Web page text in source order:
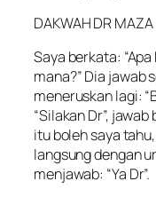
DAKWAH DR MAZA
Saya berkata:
mana?” Dia jawab
meneruskan lagi:
“Silakan Dr”,
itu boleh saya
langsung dengan
menjawab: “Ya Dr”.